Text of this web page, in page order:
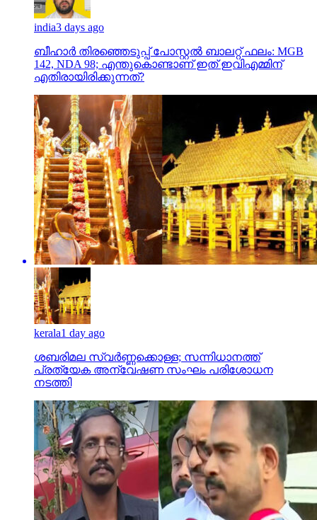
india3 days ago
ബീഹാർ തിരഞ്ഞെടുപ്പ് പോസ്റ്റൽ ബാലറ്റ് ഫലം: MGB
142, NDA 98; എന്തുകൊണ്ടാണ് ഇത് ഇവിഎമ്മിന്
എതിരായിരിക്കുന്നത്?
kerala1 day ago
ശബരിമല സ്വര്‍ണ്ണക്കൊള്ള; സന്നിധാനത്ത്
പ്രത്യേക അന്വേഷണ സംഘം പരിശോധന
നടത്തി